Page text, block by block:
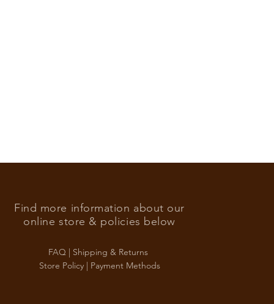
Find more information about our
online store & policies below
FAQ | Shipping & Returns
Store Policy | Payment Methods